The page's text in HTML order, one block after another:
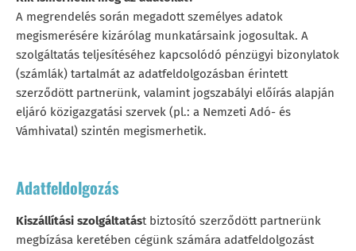
A megrendelés során megadott személyes adatok
megismerésére kizárólag munkatársaink jogosultak. A
szolgáltatás teljesítéséhez kapcsolódó pénzügyi bizonylatok
(számlák) tartalmát az adatfeldolgozásban érintett
szerződött partnerünk, valamint jogszabályi előírás alapján
eljáró közigazgatási szervek (pl.: a Nemzeti Adó- és
Vámhivatal) szintén megismerhetik.
Adatfeldolgozás
Kiszállítási szolgáltatást biztosító szerződött partnerünk
megbízása keretében cégünk számára adatfeldolgozást